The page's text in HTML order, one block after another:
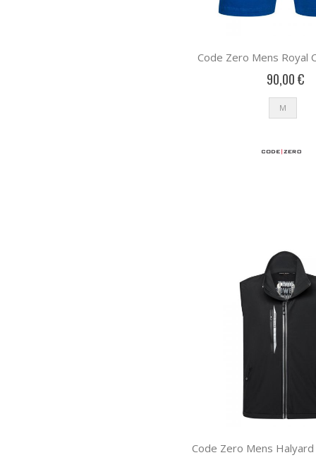
Code Zero Mens Royal
90,00 €
M
Code Zero Mens